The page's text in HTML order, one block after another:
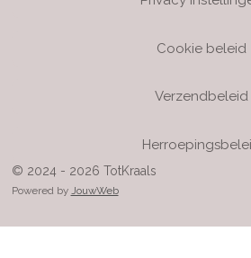
Cookie beleid
Verzendbeleid
© 2024 - 2026 TotKraals
Powered by JouwWeb